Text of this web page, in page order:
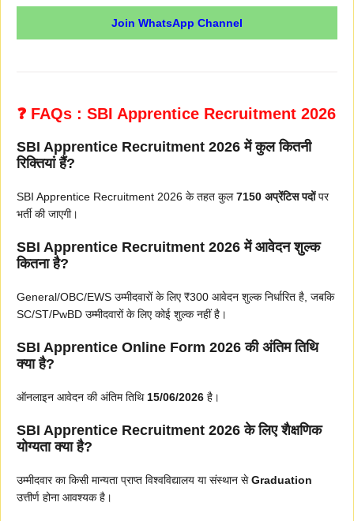
Join WhatsApp Channel
❓ FAQs : SBI Apprentice Recruitment 2026
SBI Apprentice Recruitment 2026 में कुल कितनी
रिक्तियां हैं?
SBI Apprentice Recruitment 2026 के तहत कुल7150 अप्रेंटिस पदोंपर
भर्ती की जाएगी।
SBI Apprentice Recruitment 2026 में आवेदन शुल्क
कितना है?
General/OBC/EWS उम्मीदवारों के लिए ₹300 आवेदन शुल्क निर्धारित है, जबकि
SC/ST/PwBD उम्मीदवारों के लिए कोई शुल्क नहीं है।
SBI Apprentice Online Form 2026 की अंतिम तिथि
क्या है?
ऑनलाइन आवेदन की अंतिम तिथि 15/06/2026 है।
SBI Apprentice Recruitment 2026 के लिए शैक्षणिक
योग्यता क्या है?
उम्मीदवार का किसी मान्यता प्राप्त विश्वविद्यालय या संस्थान सेGraduation
उत्तीर्ण होना आवश्यक है।